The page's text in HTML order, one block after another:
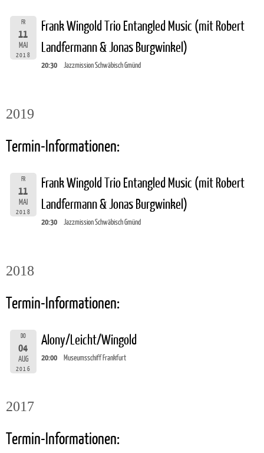
FR
11
MAI
2018
Frank Wingold Trio Entangled Music (mit Robert
Landfermann & Jonas Burgwinkel)
20:30 Jazzmission Schwäbisch Gmünd
2019
Termin-Informationen:
FR
11
MAI
2018
Frank Wingold Trio Entangled Music (mit Robert
Landfermann & Jonas Burgwinkel)
20:30 Jazzmission Schwäbisch Gmünd
2018
Termin-Informationen:
DO
04
AUG
2016
Alony/Leicht/Wingold
20:00 Museumsschiff Frankfurt
2017
Termin-Informationen: